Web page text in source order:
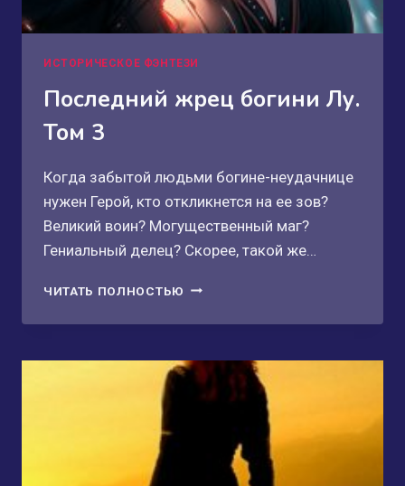
ИСТОРИЧЕСКОЕ ФЭНТЕЗИ
Последний жрец богини Лу.
Том 3
Когда забытой людьми богине-неудачнице
нужен Герой, кто откликнется на ее зов?
Великий воин? Могущественный маг?
Гениальный делец? Скорее, такой же…
ЧИТАТЬ ПОЛНОСТЬЮ ПОСЛЕДНИЙ
БОГИНИ
ТОМ